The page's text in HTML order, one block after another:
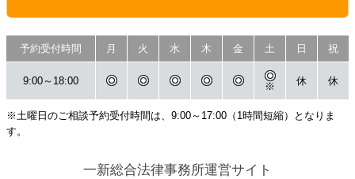
予約受付時間 月 火 水 木 金 土 日 祝
9:00～18:00 ※ 休 休
※土曜日のご相談予約受付時間は、9:00～17:00（1時間短縮）となりま
す。
一新総合法律事務所運営サイト